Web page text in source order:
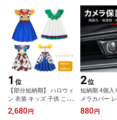
1 位
【部分短納期】 ハロウィ
ン 衣装 キッズ 子供 こど
も ジュニア 子供服 ワン
ピース 女の子 フリル袖
2,680円
2位
短納期 4個入
メラカバー
【クリアな視
レンズを守る
880円